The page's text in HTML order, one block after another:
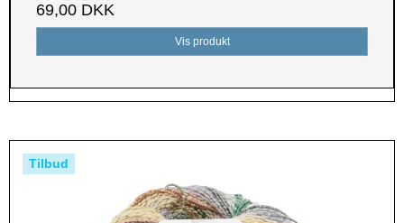
69,00 DKK
Vis produkt
Tilbud